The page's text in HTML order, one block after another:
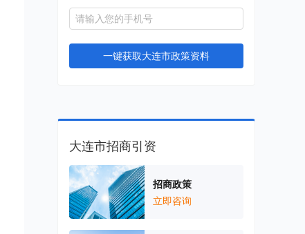
一键获取大连市政策资料
大连市招商引资
招商政策
立即咨询